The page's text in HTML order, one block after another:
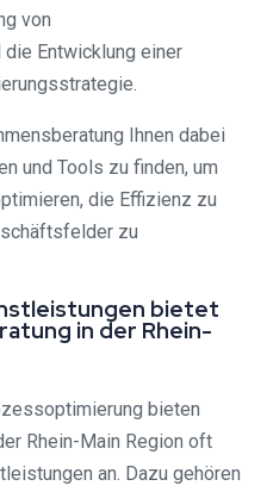
von
Entwicklung einer
Ihnen dabei
und Tools zu finden, um
die Effizienz zu
zu
bietet
in der Rhein-
bieten
Rhein-Main Region oft
an. Dazu gehören